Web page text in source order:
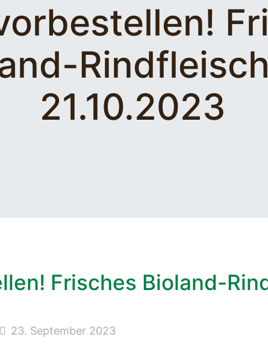
21.10.2023
Frisches Bioland-
23. September 2023